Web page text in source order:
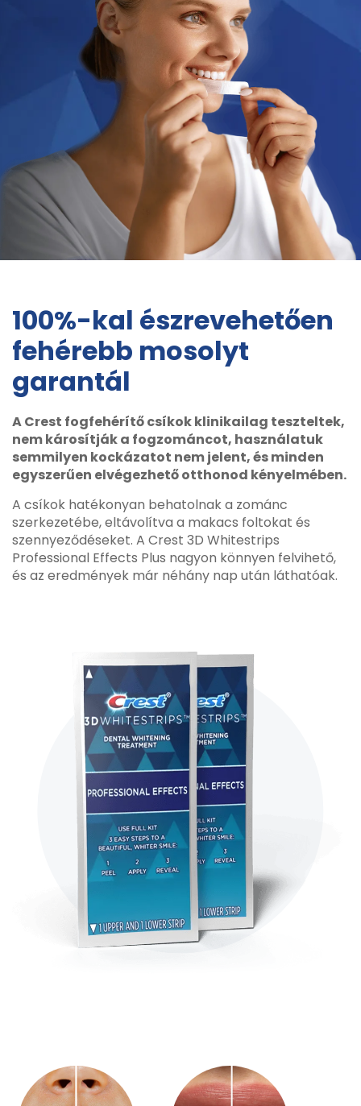
100%-kal észrevehetően
fehérebb mosolyt
garantál
A Crest fogfehérítő csíkok klinikailag teszteltek,
nem károsítják a fogzománcot, használatuk
semmilyen kockázatot nem jelent, és minden
egyszerűen elvégezhető otthonod kényelmében.
A csíkok hatékonyan behatolnak a zománc
szerkezetébe, eltávolítva a makacs foltokat és
szennyeződéseket. A Crest 3D Whitestrips
Professional Effects Plus nagyon könnyen felvihető,
és az eredmények már néhány nap után láthatóak.